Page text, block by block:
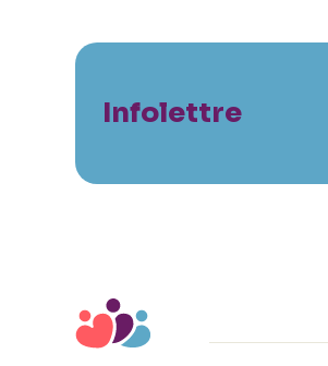
Infolettre